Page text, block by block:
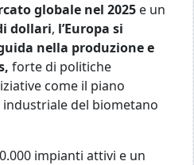
globale nel 2025 e un
dollari, l’Europa si
nella produzione e
forte di politiche
come il piano
del biometano
impianti attivi e un